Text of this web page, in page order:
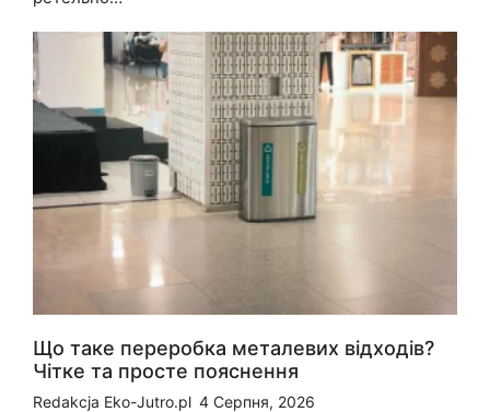
Що таке переробка металевих відходів?
Чітке та просте пояснення
Redakcja Eko-Jutro.pl 4 Серпня, 2026